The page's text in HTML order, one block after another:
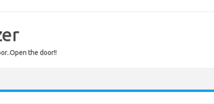
the door!!